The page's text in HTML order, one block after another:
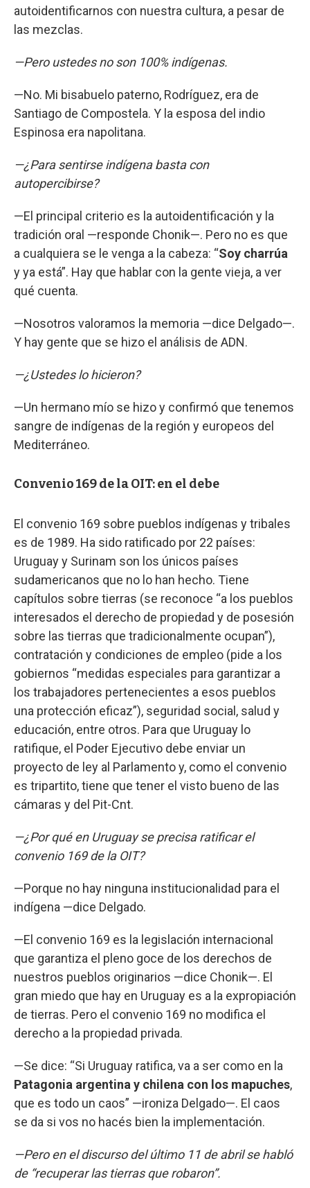
autoidentificarnos con nuestra cultura, a pesar de
las mezclas.
—Pero ustedes no son 100% indígenas.
—No. Mi bisabuelo paterno, Rodríguez, era de
Santiago de Compostela. Y la esposa del indio
Espinosa era napolitana.
—¿Para sentirse indígena basta con
autopercibirse?
—El principal criterio es la autoidentificación y la
tradición oral —responde Chonik—. Pero no es que
a cualquiera se le venga a la cabeza: “Soy charrúa
y ya está”. Hay que hablar con la gente vieja, a ver
qué cuenta.
—Nosotros valoramos la memoria —dice Delgado—.
Y hay gente que se hizo el análisis de ADN.
—¿Ustedes lo hicieron?
—Un hermano mío se hizo y confirmó que tenemos
sangre de indígenas de la región y europeos del
Mediterráneo.
Convenio 169 de la OIT: en el debe
El convenio 169 sobre pueblos indígenas y tribales
es de 1989. Ha sido ratificado por 22 países:
Uruguay y Surinam son los únicos países
sudamericanos que no lo han hecho. Tiene
capítulos sobre tierras (se reconoce “a los pueblos
interesados el derecho de propiedad y de posesión
sobre las tierras que tradicionalmente ocupan”),
contratación y condiciones de empleo (pide a los
gobiernos “medidas especiales para garantizar a
los trabajadores pertenecientes a esos pueblos
una protección eficaz”), seguridad social, salud y
educación, entre otros. Para que Uruguay lo
ratifique, el Poder Ejecutivo debe enviar un
proyecto de ley al Parlamento y, como el convenio
es tripartito, tiene que tener el visto bueno de las
cámaras y del Pit-Cnt.
—¿Por qué en Uruguay se precisa ratificar el
convenio 169 de la OIT?
—Porque no hay ninguna institucionalidad para el
indígena —dice Delgado.
—El convenio 169 es la legislación internacional
que garantiza el pleno goce de los derechos de
nuestros pueblos originarios —dice Chonik—. El
gran miedo que hay en Uruguay es a la expropiación
de tierras. Pero el convenio 169 no modifica el
derecho a la propiedad privada.
—Se dice: “Si Uruguay ratifica, va a ser como en la
Patagonia argentina y chilena con los mapuches,
que es todo un caos” —ironiza Delgado—. El caos
se da si vos no hacés bien la implementación.
—Pero en el discurso del último 11 de abril se habló
de “recuperar las tierras que robaron”.